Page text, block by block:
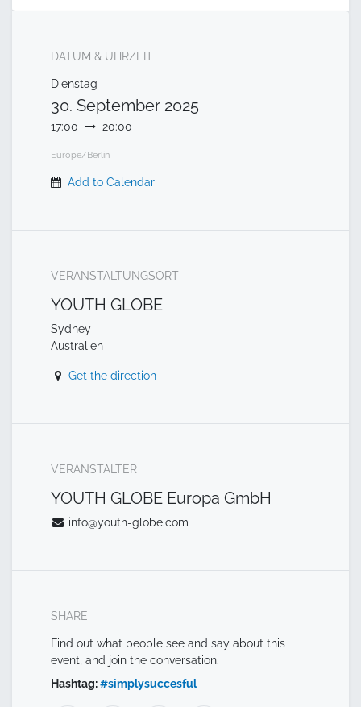
DATUM & UHRZEIT
Dienstag
30. September 2025
17:00 20:00
Europe/Berlin
Add to Calendar
VERANSTALTUNGSORT
YOUTH GLOBE
Sydney
Australien
Get the direction
VERANSTALTER
YOUTH GLOBE Europa GmbH
info@youth-globe.com
SHARE
Find out what people see and say about this
event, and join the conversation.
Hashtag:#simplysuccesful